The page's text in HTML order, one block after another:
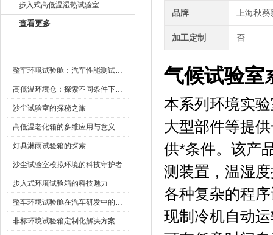
步入式高低温湿热试验室
查看更多
整车环境试验舱：汽车性能测试的设备
高低温环境仓：探索不同条件下的科学奥秘
沙尘试验室的探秘之旅
高低温老化箱的多维应用与意义
灯具淋雨试验箱的探索
沙尘试验室模拟环境的科技守护者
步入式环境试验箱的科技魅力
整车环境试验舱在汽车研发中的作用
非标环境试验箱定制化解决方案在可靠性测试中的重要性
品牌 上海秋
加工定制 否
气候试验室
本系列环境实验
大型部件等提供
供*条件。该
测装置，温
各种复杂的程序设
现制冷机自动运转